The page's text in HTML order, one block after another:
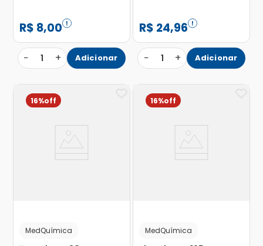
R$ 8,00
− 1 + Adicionar
R$ 24,96
− 1 + Adicionar
16%
MedQuímica
16%
MedQuímica